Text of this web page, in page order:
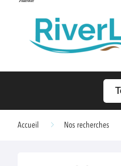
Accueil Nos recherches